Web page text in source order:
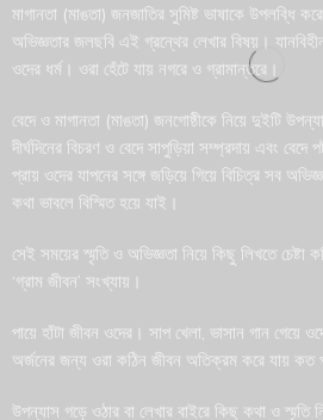
মাগানতা (মাঙতা) জনজাতির সুমিষ্ট ভাষাকে উপলব্ধি
অভিজ্ঞতার জলছবি এই গ্রন্থের লেখার বিষয়।
ওদের ধর্ম। ওরা হেঁটে যায় নগরে ও গ্রামান্তরে।
বেদে ও মাগানতা (মাঙতা) জনগোষ্ঠীকে নিয়ে দুইটি
দীর্ঘদিনের বিচরণ ও বেদে সাপুড়িয়া সম্প্রদায় এবং বেদে
প্রায় ওদের যাপনের সঙ্গে জড়িয়ে গিয়ে বিচিত্র সব
কথা ভাবলে বিস্মিত হয়ে যাই।
সেই সময়ের স্মৃতি ও অভিজ্ঞতা নিয়ে কিছু লিখতে চেষ্টা
‘গ্রাম জীবন’ সংখ্যায়।
পায়ে হাঁটা জীবন ওদের। সাপ খেলা, ভাসান গান গেয়ে
অর্জনের জন্য ওরা কঠিন জীবন অতিক্রম করে যায় কত
উপন্যাস গড়ে ওঠার বা লেখার বাইরে কিছু কথা ও স্মৃতি